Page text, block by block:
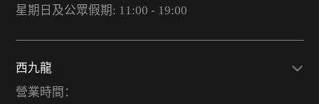
星期日及公眾假期: 11:00 - 19:00
西九龍
營業時間：